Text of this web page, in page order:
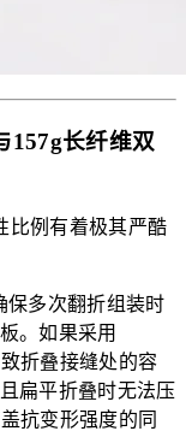
157g长纤维双
比例有着极其严酷
保多次翻折组装时
。如果采用
折叠接缝处的容
扁平折叠时无法压
抗变形强度的同